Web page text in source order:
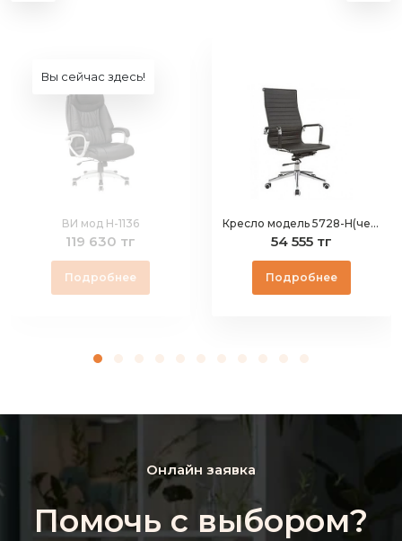
Вы сейчас здесь!
ВИ мод Н-1136
119 630 тг
Подробнее
Кресло модель 5728-H(черное)
54 555 тг
Подробнее
Онлайн заявка
Помочь с выбором?